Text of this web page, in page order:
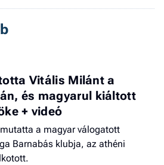
Vitális Milánt a
és magyarul kiáltott
+ videó
a magyar válogatott
Barnabás klubja, az athéni